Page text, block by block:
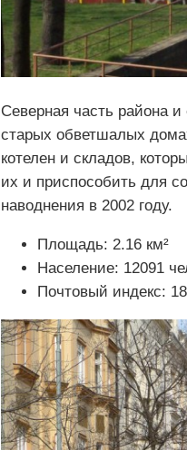
Северная часть района
старых обветшалых
котелен и складов,
их и приспособить для
наводнения в 2002 году.
Площадь: 2.16 км²
Население: 12091
Почтовый индекс: